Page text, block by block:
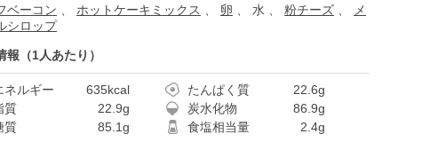
ベーコン ホットケーキミックス 卵 水 粉チーズ
メ
シロップ
報（1人あたり）
ネルギー 635kcal たんぱく質
22.6g
質
22.9g 炭水化物
86.9g
質
85.1g 食塩相当量 2.4g